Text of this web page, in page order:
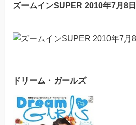
ズームインSUPER 2010年7月8日
ドリーム・ガールズ